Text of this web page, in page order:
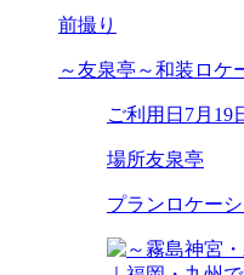
前撮り
～友泉亭～和装ロケ
ご利用日 7月19
場所友泉亭
プラン ロケー